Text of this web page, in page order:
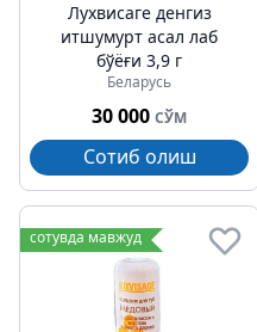
Лухвисаге денгиз
итшумурт асал лаб
бўёғи 3,9 г
Беларусь
30 000 СЎМ
Сотиб олиш
сотувда мавжуд